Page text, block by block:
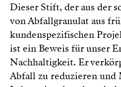
Dieser Stift, der aus der
von Abfallgranulat aus
kundenspezifischen
ist ein Beweis für unser
Nachhaltigkeit. Er
Abfall zu reduzieren und